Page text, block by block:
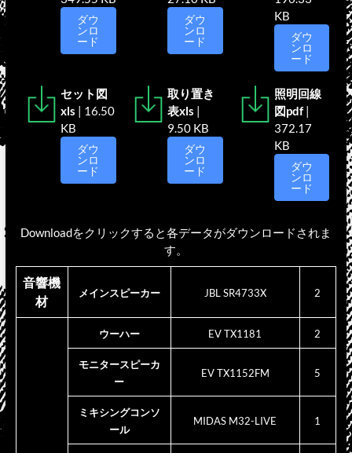
ダウ
ンロ
ード
ダウ
ンロ
ード
KB
ダウ
ンロ
ード
セット図
xls | 16.50
KB
ダウ
ンロ
ード
取り置き
表xls |
9.50 KB
ダウ
ンロ
ード
照明回線
図pdf|
372.17
KB
ダウ
ンロ
ード
Downloadをクリックすると各データがダウンロードされま
す。
音響機
材
メインスピーカー JBL SR4733X 2
ウーハー EV TX1181 2
モニタースピーカ
ー
EV TX1152FM 5
ミキシングコンソ
ール
MIDAS M32-LIVE 1